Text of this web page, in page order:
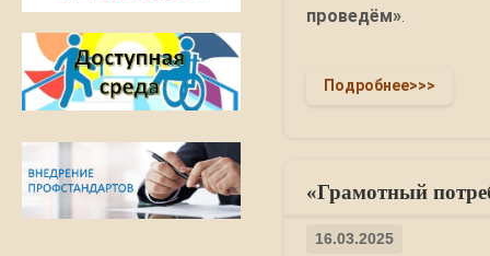
проведём»
Подробнее>>>
«Грамотный
16.03.2025